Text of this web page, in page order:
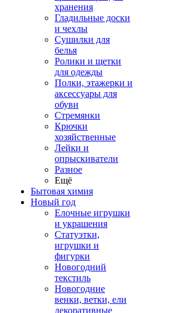
хранения
Гладильные доски
и чехлы
Сушилки для
белья
Ролики и щетки
для одежды
Полки, этажерки и
аксессуары для
обуви
Стремянки
Крючки
хозяйственные
Лейки и
опрыскиватели
Разное
Ещё
Бытовая химия
Новый год
Елочные игрушки
и украшения
Статуэтки,
игрушки и
фигурки
Новогодний
текстиль
Новогодние
венки, ветки, ели
декоративные